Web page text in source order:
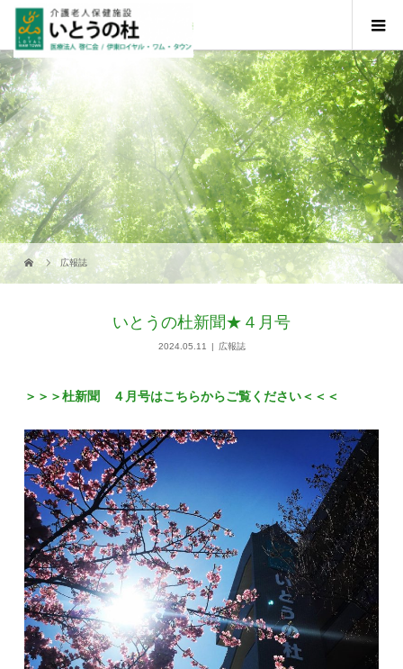
広報誌
いとうの杜新聞★４月号
2024.05.11 広報誌
＞＞＞杜新聞 ４月号はこちらからご覧ください＜＜＜